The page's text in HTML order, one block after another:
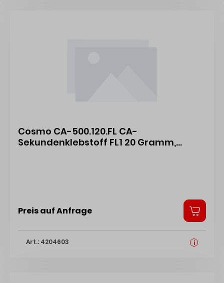
Cosmo CA-500.120.FL CA-
Sekundenklebstoff FL1 20 Gramm,
Preis auf Anfrage
Art.: 4204603 i